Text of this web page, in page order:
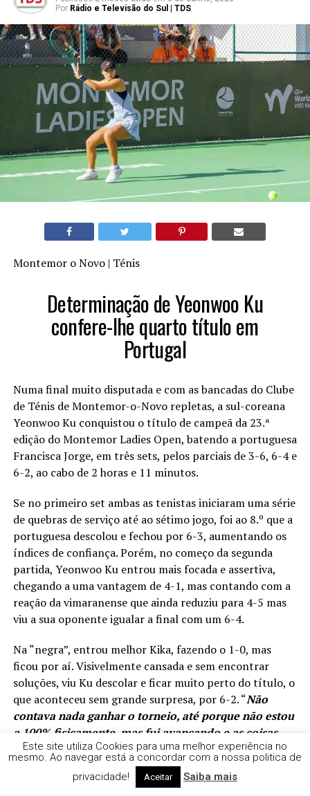
Por Rádio e Televisão do Sul | TDS
Montemor o Novo | Ténis
Determinação de Yeonwoo Ku
confere-lhe quarto título em
Portugal
Numa final muito disputada e com as bancadas do Clube
de Ténis de Montemor-o-Novo repletas, a sul-coreana
Yeonwoo Ku conquistou o título de campeã da 23.ª
edição do Montemor Ladies Open, batendo a portuguesa
Francisca Jorge, em três sets, pelos parciais de 3-6, 6-4 e
6-2, ao cabo de 2 horas e 11 minutos.
Se no primeiro set ambas as tenistas iniciaram uma série
de quebras de serviço até ao sétimo jogo, foi ao 8.º que a
portuguesa descolou e fechou por 6-3, aumentando os
índices de confiança. Porém, no começo da segunda
partida, Yeonwoo Ku entrou mais focada e assertiva,
chegando a uma vantagem de 4-1, mas contando com a
reação da vimaranense que ainda reduziu para 4-5 mas
viu a sua oponente igualar a final com um 6-4.
Na “negra”, entrou melhor Kika, fazendo o 1-0, mas
ficou por aí. Visivelmente cansada e sem encontrar
soluções, viu Ku descolar e ficar muito perto do título, o
que aconteceu sem grande surpresa, por 6-2. “Não
contava nada ganhar o torneio, até porque não estou
a 100% fisicamente, mas fui avançando e as coisas
foram acontecendo. Estou muito feliz, Portugal é a
minha segunda casa!” afirmou a coreana, que já
triunfou em Lousada (W15), Lagos (W35), Loulé (W35) e
Este site utiliza Cookies para uma melhor experiência no
mesmo. Ao navegar está a concordar com a nossa politica de
privacidade!
Aceitar Saiba mais